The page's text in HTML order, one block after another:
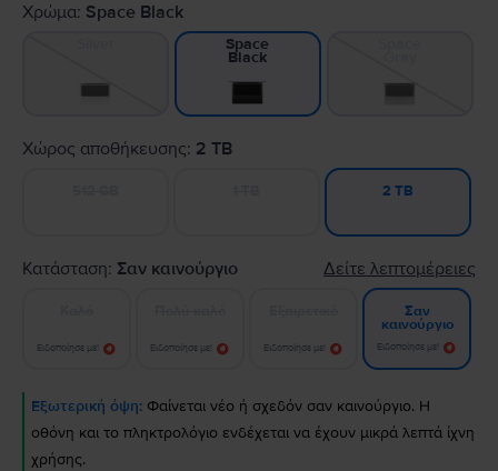
Χρώμα: Space Black
Space
Black
Χώρος αποθήκευσης: 2 TB
2 TB
Κατάσταση: Σαν καινούργιο Δείτε λεπτομέρειες
Ειδοποίησε με! Ειδοποίησε με! Ειδοποίησε με!
Σαν
καινούργιο
Ειδοποίησε με!
Εξωτερική όψη: Φαίνεται νέο ή σχεδόν σαν καινούργιο. Η
οθόνη και το πληκτρολόγιο ενδέχεται να έχουν μικρά λεπτά ίχνη
χρήσης.